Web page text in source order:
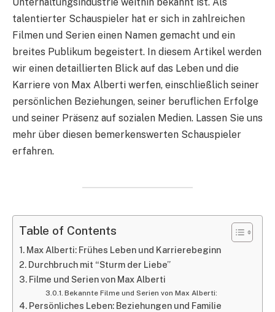
talentierter Schauspieler hat er sich in zahlreichen
Filmen und Serien einen Namen gemacht und ein
breites Publikum begeistert. In diesem Artikel werden
wir einen detaillierten Blick auf das Leben und die
Karriere von Max Alberti werfen, einschließlich seiner
persönlichen Beziehungen, seiner beruflichen Erfolge
und seiner Präsenz auf sozialen Medien. Lassen Sie uns
mehr über diesen bemerkenswerten Schauspieler
erfahren.
Table of Contents
Max Alberti: Frühes Leben und Karrierebeginn
Durchbruch mit “Sturm der Liebe”
Filme und Serien von Max Alberti
Bekannte Filme und Serien von Max Alberti:
Persönliches Leben: Beziehungen und Familie